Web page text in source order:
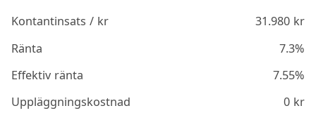
Kontantinsats / kr 31.980kr
Ränta
7.3%
Effektiv ränta
7.55%
Uppläggningskostnad
0kr